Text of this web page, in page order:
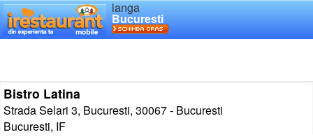
langa
Bucuresti
Bistro Latina
Strada Selari 3, Bucuresti, 30067 - Bucuresti
Bucuresti, IF